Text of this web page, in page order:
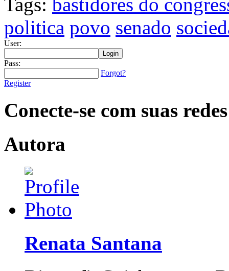
politica povo senado
User:
Pass:
Forgot?
Register
Conecte-se com suas redes
Autora
Renata Santana